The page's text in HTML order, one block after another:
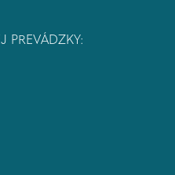
PREVÁDZKY: